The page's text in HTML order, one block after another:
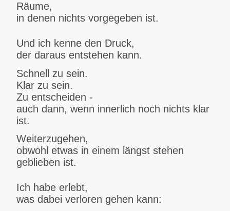
Räume,
in denen nichts vorgegeben ist.
Und ich kenne den Druck,
der daraus entstehen kann.
Schnell zu sein.
Klar zu sein.
Zu entscheiden -
auch dann, wenn innerlich noch nichts klar
ist.
Weiterzugehen,
obwohl etwas in einem längst stehen
geblieben ist.
Ich habe erlebt,
was dabei verloren gehen kann: